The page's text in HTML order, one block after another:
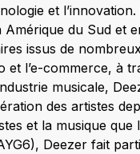
et l’innovation.
Amérique du Sud et
issus de nombreux
et l’e-commerce, à
musicale,
des artistes
et la musique que
Deezer fait